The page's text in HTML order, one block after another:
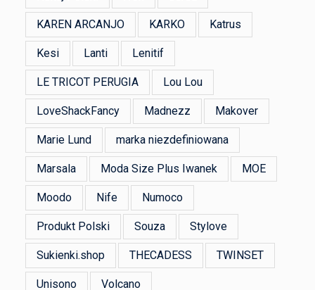
KAREN ARCANJO KARKO Katrus
Kesi Lanti Lenitif
LE TRICOT PERUGIA Lou Lou
LoveShackFancy Madnezz Makover
Marie Lund marka niezdefiniowana
Marsala Moda Size Plus Iwanek MOE
Moodo Nife Numoco
Produkt Polski Souza Stylove
Sukienki.shop THECADESS TWINSET
Unisono Volcano